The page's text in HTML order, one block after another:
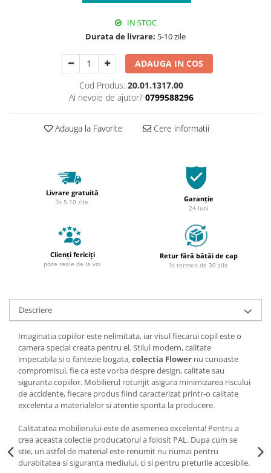
IN STOC
Durata de livrare: 5-10 zile
ADAUGA IN COS
Cod Produs: 20.01.1317.00
Ai nevoie de ajutor? 0799588296
Adauga la Favorite Cere informatii
Livrare gratuită
în 5-10 zile Garanție
24 luni
Clienți fericiți
poze reale de la voi
Retur fără bătăi de cap
în termen de 30 zile
Descriere
Imaginatia copiilor este nelimitata, iar visul fiecarui copil este o
camera special creata pentru el.Stilul modern, calitate
impecabila si o fantezie bogata,colectia Flower nu cunoaste
compromisul, fie ca este vorba despre design, calitate sau
siguranta copiilor. Mobilierul rotunjit asigura minimizarea riscului
de accidente, fiecare produs fiind caracterizat printr-o calitate
excelenta a materialelor si atentie sporita la producere.
Calitatatea mobilierului este de asemenea excelenta! Pentru a
crea aceasta colectie producatorul a folosit PAL. Dupa cum se
stie, un astfel de material este renumit nu numai pentru
durabitatea si siguranta mediului, ci si pentru preturile accesibile.